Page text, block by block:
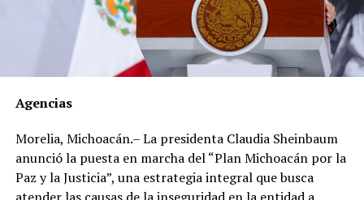
millones de pesos y las cuatro encontradas
recientemente por más de 200 millones de pesos.
Los documentos oficiales demuestran que el 30 de
de Golf Campestre de San Luis Potosí un inmueble de
millones 671 mil 425 pesos, cuyo pago realizó en una
sola exhibición.
Agencias
Morelia, Michoacán.– La presidenta Claudia Sheinbaum
anunció la puesta en marcha del “Plan Michoacán por la
Paz y la Justicia”, una estrategia integral que busca